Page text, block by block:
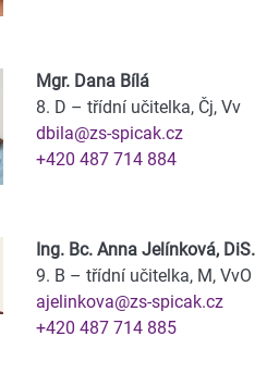
Mgr. Dana Bílá
8. D – třídní učitelka, Čj, Vv
dbila@zs-spicak.cz
+420 487 714 884
Ing. Bc. Anna Jelínková, DiS.
9. B – třídní učitelka, M, VvO
ajelinkova@zs-spicak.cz
+420 487 714 885